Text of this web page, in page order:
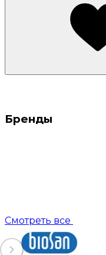
Бренды
Смотреть все